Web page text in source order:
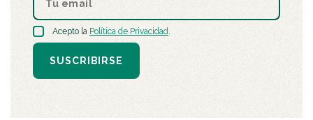
Acepto la Política de Privacidad.
SUSCRIBIRSE